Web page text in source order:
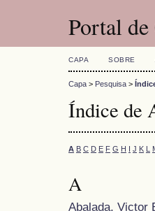
Portal
CAPA SOBRE
Capa > Pesquisa >
Índice de
A B C D E F G H I J K L
A
Abalada, Victor